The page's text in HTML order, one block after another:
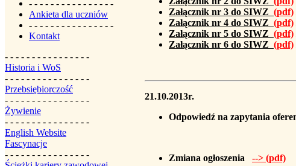
- - - - - - - - - - - - - - - -
Ankieta dla uczniów
- - - - - - - - - - - - - - - -
Kontakt
- - - - - - - - - - - - - - - -
Historia i WoS
- - - - - - - - - - - - - - - -
Przebsiębiorczość
- - - - - - - - - - - - - - - -
Żywienie
- - - - - - - - - - - - - - - -
English Website
Fascynacje
- - - - - - - - - - - - - - - -
Załącznik nr 3 do SIWZ (pdf)
Załącznik nr 4 do SIWZ (pdf)
Załącznik nr 5 do SIWZ (pdf)
Załącznik nr 6 do SIWZ (pdf)
21.10.2013r.
Odpowiedź na zapytania
Zmiana ogłoszenia --> (pdf)